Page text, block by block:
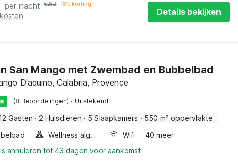
per nacht €252 18% korting
Details bekijken
San Mango met Zwembad en Bubbelbad
D'aquino, Calabria, Provence
(8 Beoordelingen) · Uitstekend
Gasten · 2 Huisdieren · 5 Slaapkamers · 550 m² oppervlakte
Wellness algemeen Wifi
40 meer
annuleren tot 43 dagen voor aankomst